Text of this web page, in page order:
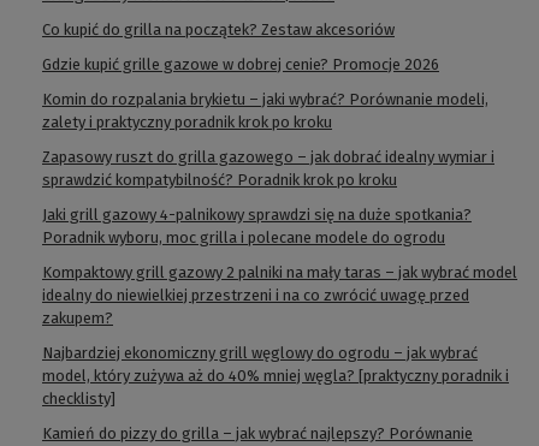
Co kupić do grilla na początek? Zestaw akcesoriów
Gdzie kupić grille gazowe w dobrej cenie? Promocje 2026
Komin do rozpalania brykietu – jaki wybrać? Porównanie modeli,
zalety i praktyczny poradnik krok po kroku
Zapasowy ruszt do grilla gazowego – jak dobrać idealny wymiar i
sprawdzić kompatybilność? Poradnik krok po kroku
Jaki grill gazowy 4-palnikowy sprawdzi się na duże spotkania?
Poradnik wyboru, moc grilla i polecane modele do ogrodu
Kompaktowy grill gazowy 2 palniki na mały taras – jak wybrać model
idealny do niewielkiej przestrzeni i na co zwrócić uwagę przed
zakupem?
Najbardziej ekonomiczny grill węglowy do ogrodu – jak wybrać
model, który zużywa aż do 40% mniej węgla? [praktyczny poradnik i
checklisty]
Kamień do pizzy do grilla – jak wybrać najlepszy? Porównanie